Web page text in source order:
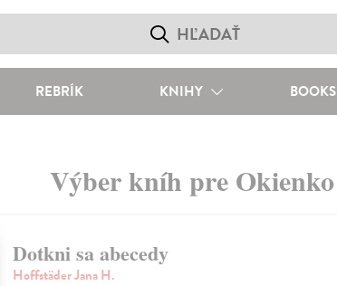
REBRÍK KNIHY BOOKS
Výber kníh pre Okienko
Dotkni sa abecedy
Hoffstäder Jana H.